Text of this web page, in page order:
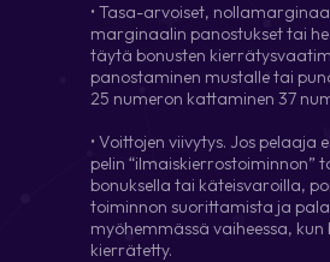
• Tasa-arvoiset,
marginaalin panostukset tai
täytä bonusten
panostaminen mustalle tai
25 numeron kattaminen 37
• Voittojen viivytys. Jos pelaaja
pelin “ilmaiskierrostoiminnon”
bonuksella tai käteisvaroilla,
toiminnon suorittamista ja
myöhemmässä vaiheessa, kun
kierrätetty.